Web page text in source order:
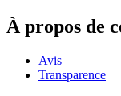
À propos de
Avis
Transparence